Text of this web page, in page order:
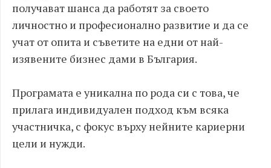
получават шанса да работят за своето
личностно и професионално развитие и да се
учат от опита и съветите на едни от най-
изявените бизнес дами в България.
Програмата е уникална по рода си с това, че
прилага индивидуален подход към всяка
участничка, с фокус върху нейните кариерни
цели и нужди.